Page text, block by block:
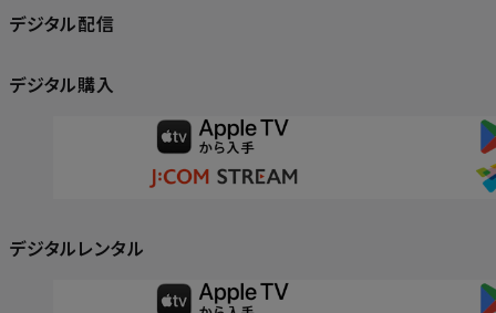
デジタル配信
デジタル購入
デジタルレンタル